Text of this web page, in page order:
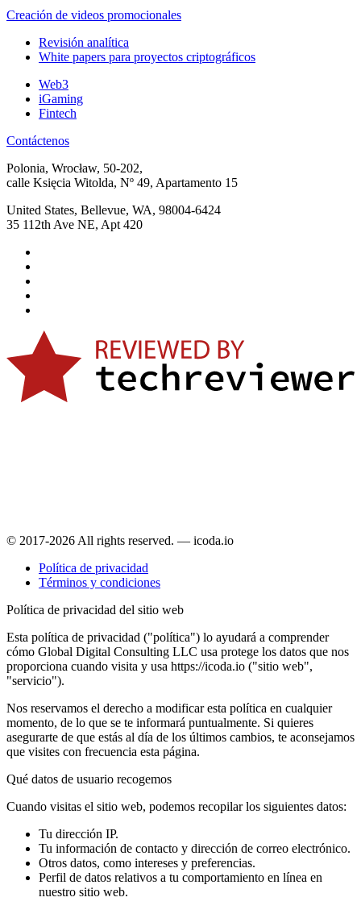
Creación de videos promocionales
Revisión analítica
White papers para proyectos criptográficos
Web3
iGaming
Fintech
Contáctenos
Polonia, Wrocław, 50-202,
calle Księcia Witolda, Nº 49, Apartamento 15
United States, Bellevue, WA, 98004-6424
35 112th Ave NE, Apt 420
© 2017-2026 All rights reserved. — icoda.io
Política de privacidad
Términos y condiciones
Política de privacidad del sitio web
Esta política de privacidad ("política") lo ayudará a comprender
cómo Global Digital Consulting LLC usa protege los datos que nos
proporciona cuando visita y usa https://icoda.io ("sitio web",
"servicio").
Nos reservamos el derecho a modificar esta política en cualquier
momento, de lo que se te informará puntualmente. Si quieres
asegurarte de que estás al día de los últimos cambios, te aconsejamos
que visites con frecuencia esta página.
Qué datos de usuario recogemos
Cuando visitas el sitio web, podemos recopilar los siguientes datos:
Tu dirección IP.
Tu información de contacto y dirección de correo electrónico.
Otros datos, como intereses y preferencias.
Perfil de datos relativos a tu comportamiento en línea en
nuestro sitio web.